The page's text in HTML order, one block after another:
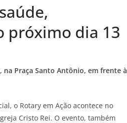
próximo dia 13
Praça Santo Antônio, em frente à
o Rotary em Ação acontece no
Cristo Rei. O evento, também